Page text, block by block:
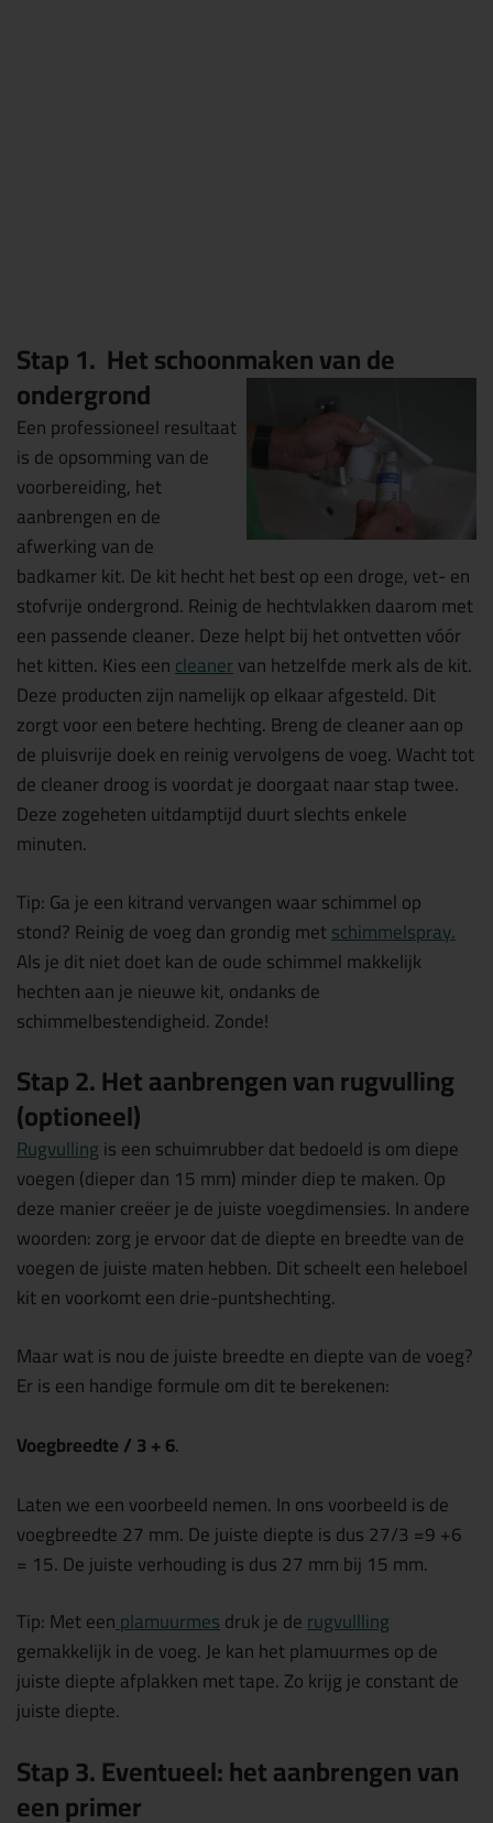
Stap 1. Het schoonmaken van de
ondergrond
Een professioneel resultaat
is de opsomming van de
voorbereiding, het
aanbrengen en de
afwerking van de
badkamer kit. De kit hecht het best op een droge, vet- en
stofvrije ondergrond. Reinig de hechtvlakken daarom met
een passende cleaner. Deze helpt bij het ontvetten vóór
het kitten. Kies eencleanervan hetzelfde merk als de kit.
Deze producten zijn namelijk op elkaar afgesteld. Dit
zorgt voor een betere hechting. Breng de cleaner aan op
de pluisvrije doek en reinig vervolgens de voeg. Wacht tot
de cleaner droog is voordat je doorgaat naar stap twee.
Deze zogeheten uitdamptijd duurt slechts enkele
minuten.
Tip: Ga je een kitrand vervangen waar schimmel op
stond? Reinig de voeg dan grondig metschimmelspray.
Als je dit niet doet kan de oude schimmel makkelijk
hechten aan je nieuwe kit, ondanks de
schimmelbestendigheid. Zonde!
Stap 2. Het aanbrengen van rugvulling
(optioneel)
Rugvullingis een schuimrubber dat bedoeld is om diepe
voegen (dieper dan 15 mm) minder diep te maken. Op
deze manier creëer je de juiste voegdimensies. In andere
woorden: zorg je ervoor dat de diepte en breedte van de
voegen de juiste maten hebben. Dit scheelt een heleboel
kit en voorkomt een drie-puntshechting.
Maar wat is nou de juiste breedte en diepte van de voeg?
Er is een handige formule om dit te berekenen:
Voegbreedte / 3 + 6.
Laten we een voorbeeld nemen. In ons voorbeeld is de
voegbreedte 27 mm. De juiste diepte is dus 27/3 =9 +6
= 15. De juiste verhouding is dus 27 mm bij 15 mm.
Tip: Met eenplamuurmesdruk je derugvullling
gemakkelijk in de voeg. Je kan het plamuurmes op de
juiste diepte afplakken met tape. Zo krijg je constant de
juiste diepte.
Stap 3. Eventueel: het aanbrengen van
een primer